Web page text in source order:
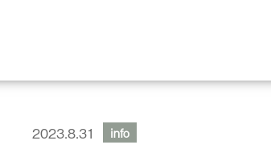
2023.8.31 info